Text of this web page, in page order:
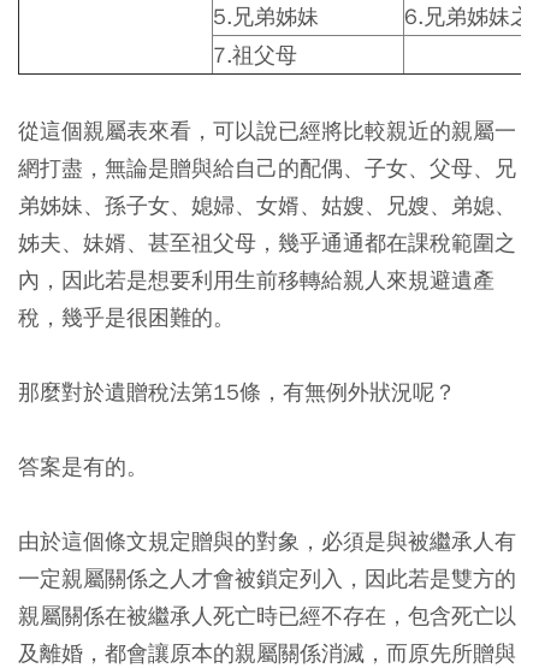
5.兄弟姊妹 6.兄弟姊妹之
7.祖父母
從這個親屬表來看，可以說已經將比較親近的親屬一
網打盡，無論是贈與給自己的配偶、子女、父母、兄
弟姊妹、孫子女、媳婦、女婿、姑嫂、兄嫂、弟媳、
姊夫、妹婿、甚至祖父母，幾乎通通都在課稅範圍之
內，因此若是想要利用生前移轉給親人來規避遺產
稅，幾乎是很困難的。
那麼對於遺贈稅法第15條，有無例外狀況呢？
答案是有的。
由於這個條文規定贈與的對象，必須是與被繼承人有
一定親屬關係之人才會被鎖定列入，因此若是雙方的
親屬關係在被繼承人死亡時已經不存在，包含死亡以
及離婚，都會讓原本的親屬關係消滅，而原先所贈與